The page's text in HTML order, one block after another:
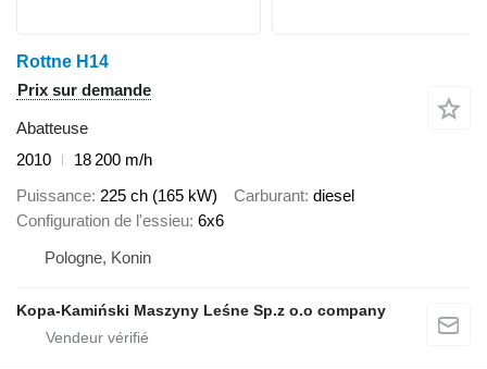
Rottne H14
Prix sur demande
Abatteuse
2010
18 200 m/h
Puissance 225 ch (165 kW) Carburant diesel
Configuration de l'essieu 6x6
Pologne, Konin
Kopa-Kamiński Maszyny Leśne Sp.z o.o company